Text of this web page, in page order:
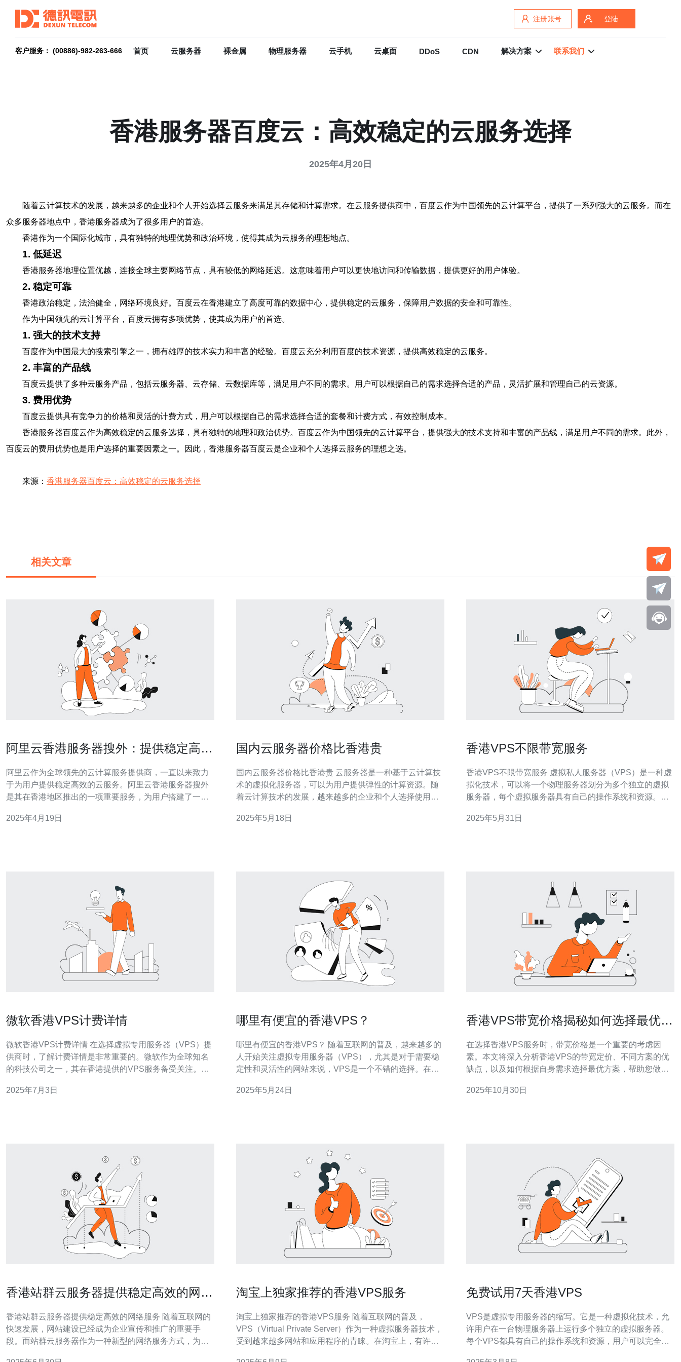
注册账号 登陆
客户服务： (00886)-982-263-666 首页 云服务器 裸金属 物理服务器 云手机 云桌面 DDoS CDN 解决方案 联系我们
香港服务器百度云：高效稳定的云服务选择
2025年4月20日
随着云计算技术的发展，越来越多的企业和个人开始选择云服务来满足其存储和计算需求。在云服务提供商中，百度云作为中国领先的云计算平台，提供了一系列强大的云服务。而在
众多服务器地点中，香港服务器成为了很多用户的首选。
香港作为一个国际化城市，具有独特的地理优势和政治环境，使得其成为云服务的理想地点。
1. 低延迟
香港服务器地理位置优越，连接全球主要网络节点，具有较低的网络延迟。这意味着用户可以更快地访问和传输数据，提供更好的用户体验。
2. 稳定可靠
香港政治稳定，法治健全，网络环境良好。百度云在香港建立了高度可靠的数据中心，提供稳定的云服务，保障用户数据的安全和可靠性。
作为中国领先的云计算平台，百度云拥有多项优势，使其成为用户的首选。
1. 强大的技术支持
百度作为中国最大的搜索引擎之一，拥有雄厚的技术实力和丰富的经验。百度云充分利用百度的技术资源，提供高效稳定的云服务。
2. 丰富的产品线
百度云提供了多种云服务产品，包括云服务器、云存储、云数据库等，满足用户不同的需求。用户可以根据自己的需求选择合适的产品，灵活扩展和管理自己的云资源。
3. 费用优势
百度云提供具有竞争力的价格和灵活的计费方式，用户可以根据自己的需求选择合适的套餐和计费方式，有效控制成本。
香港服务器百度云作为高效稳定的云服务选择，具有独特的地理和政治优势。百度云作为中国领先的云计算平台，提供强大的技术支持和丰富的产品线，满足用户不同的需求。此外，
百度云的费用优势也是用户选择的重要因素之一。因此，香港服务器百度云是企业和个人选择云服务的理想之选。
来源： 香港服务器百度云：高效稳定的云服务选择
相关文章
阿里云香港服务器搜外：提供稳定高效
阿里云作为全球领先的云计算服务提供商，一直以来致力
于为用户提供稳定高效的云服务。阿里云香港服务器搜外
是其在香港地区推出的一项重要服务，为用户搭建了一个
器搜外拥有先进的服务器设备和强大的计算能力，可以满
2025年4月19日
国内云服务器价格比香港贵
国内云服务器价格比香港贵 云服务器是一种基于云计算技
术的虚拟化服务器，可以为用户提供弹性的计算资源。随
着云计算技术的发展，越来越多的企业和个人选择使用云
年来国内云服务器的价格却比香港要贵，这究竟是为什么
2025年5月18日
香港VPS不限带宽服务
香港VPS不限带宽服务 虚拟私人服务器（VPS）是一种虚
拟化技术，可以将一个物理服务器划分为多个独立的虚拟
服务器，每个虚拟服务器具有自己的操作系统和资源。香
VPS主机，用户可以根据自己的需求自由使用网络流量。
2025年5月31日
微软香港VPS计费详情
微软香港VPS计费详情 在选择虚拟专用服务器（VPS）提
供商时，了解计费详情是非常重要的。微软作为全球知名
的科技公司之一，其在香港提供的VPS服务备受关注。本
价格和服务内容。 微软香港VPS提供了多种不同配置的套
2025年7月3日
哪里有便宜的香港VPS？
哪里有便宜的香港VPS？ 随着互联网的普及，越来越多的
人开始关注虚拟专用服务器（VPS），尤其是对于需要稳
定性和灵活性的网站来说，VPS是一个不错的选择。在选
哪里有便宜的香港VPS呢？ 香港VPS作为一个国际化的服
2025年5月24日
香港VPS带宽价格揭秘如何选择最优方
在选择香港VPS服务时，带宽价格是一个重要的考虑因
素。本文将深入分析香港VPS的带宽定价、不同方案的优
缺点，以及如何根据自身需求选择最优方案，帮助您做出
提供商通常根据带宽的使用量和速度来定价。一般来说，
2025年10月30日
香港站群云服务器提供稳定高效的网络
香港站群云服务器提供稳定高效的网络服务 随着互联网的
快速发展，网站建设已经成为企业宣传和推广的重要手
段。而站群云服务器作为一种新型的网络服务方式，为用
淘宝上独家推荐的香港VPS服务
淘宝上独家推荐的香港VPS服务 随着互联网的普及，
VPS（Virtual Private Server）作为一种虚拟服务器技术，
受到越来越多网站和应用程序的青睐。在淘宝上，有许多
免费试用7天香港VPS
VPS是虚拟专用服务器的缩写。它是一种虚拟化技术，允
许用户在一台物理服务器上运行多个独立的虚拟服务器。
每个VPS都具有自己的操作系统和资源，用户可以完全控